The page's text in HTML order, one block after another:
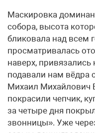
Маскировка
собора, высота
бликовала над всем
просматривалась
наверх,
подавали нам вёдра
Михаил Михайлович
покрасили чепчик,
за четыре дня
звонницы». Уже